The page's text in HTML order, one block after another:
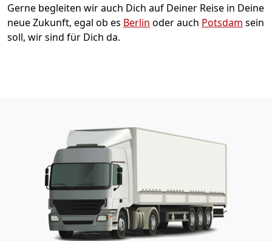
Gerne begleiten wir auch Dich auf Deiner Reise in Deine
neue Zukunft, egal ob es Berlin oder auch Potsdam sein
soll, wir sind für Dich da.